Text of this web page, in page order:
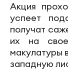
Акция
успеет
получат
их на
макулатуры
западную